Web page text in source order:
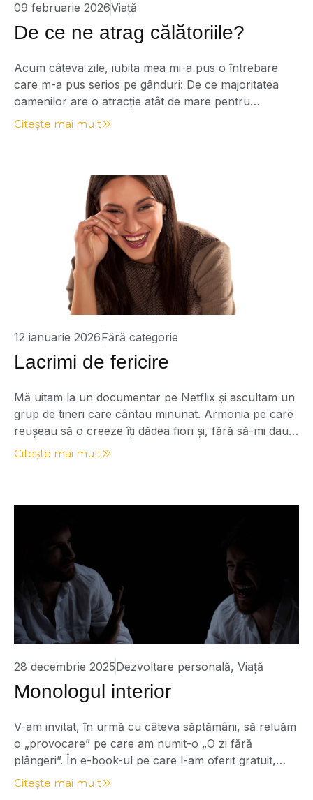
09 februarie 2026Viață
De ce ne atrag călătoriile?
Acum câteva zile, iubita mea mi-a pus o întrebare
care m-a pus serios pe gânduri: De ce majoritatea
oamenilor are o atracție atât de mare pentru
călătorii? Ce tragem, de fapt, de acolo? O întrebare
interesantă, la care nu m-am gândit până atunci din
Citește mai mult
12 ianuarie 2026Fără categorie
Lacrimi de fericire
Mă uitam la un documentar pe Netflix și ascultam un
grup de tineri care cântau minunat. Armonia pe care
reușeau să o creeze îți dădea fiori și, fără să-mi dau
seama, mi s-au umezit ochii. Sigur, fiecare dintre noi
este diferit, iar modul în care corpul nostru
Citește mai mult
28 decembrie 2025Dezvoltare personală, Viață
Monologul interior
V-am invitat, în urmă cu câteva săptămâni, să reluăm
o „provocare” pe care am numit-o „O zi fără
plângeri”. În e-book-ul pe care l-am oferit gratuit,
propuneam zece practici simple pentru a gestiona o
astfel de zi. Scris cu aproximativ un an în urmă, am
Citește mai mult